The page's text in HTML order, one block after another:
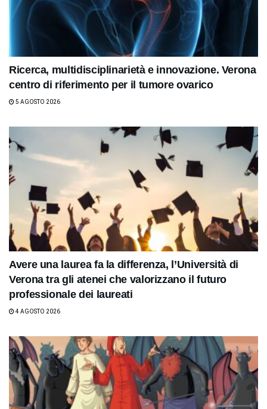
Ricerca, multidisciplinarietà e innovazione. Verona
centro di riferimento per il tumore ovarico
5 AGOSTO 2026
Avere una laurea fa la differenza, l’Università di
Verona tra gli atenei che valorizzano il futuro
professionale dei laureati
4 AGOSTO 2026